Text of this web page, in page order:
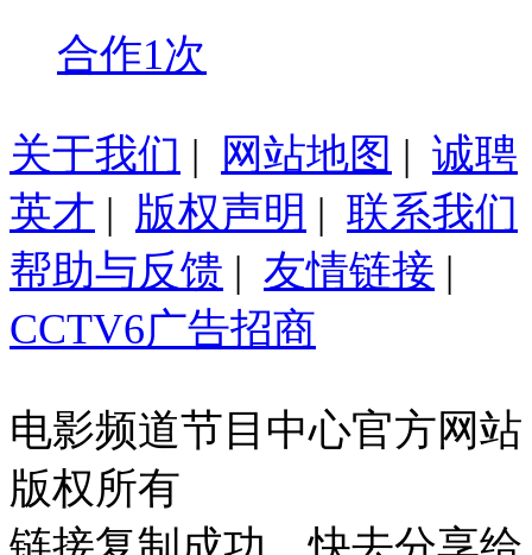
合作1次
关于我们 | 网站地图 | 诚聘
英才 | 版权声明 | 联系我们
帮助与反馈 | 友情链接 |
CCTV6广告招商
电影频道节目中心官方网站
版权所有